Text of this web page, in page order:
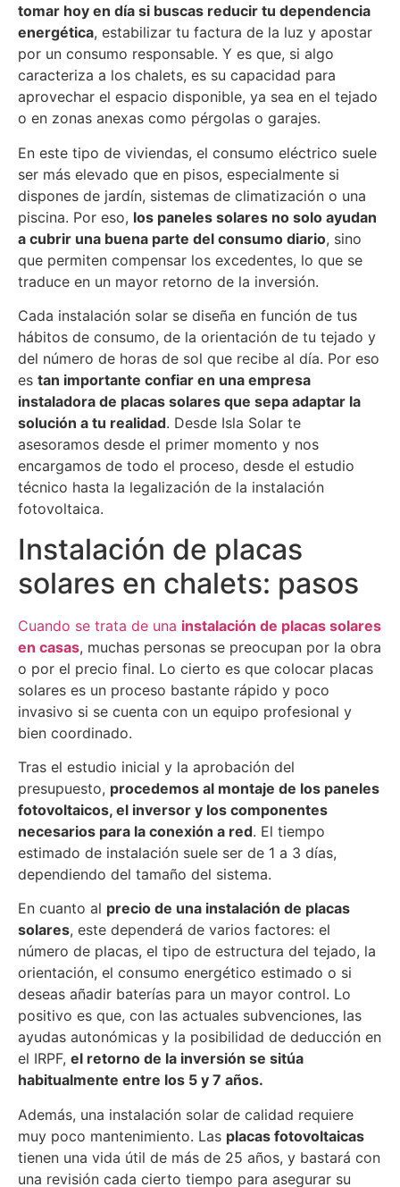
tomar hoy en día si buscas reducir tu dependencia
energética, estabilizar tu factura de la luz y apostar
por un consumo responsable. Y es que, si algo
caracteriza a los chalets, es su capacidad para
aprovechar el espacio disponible, ya sea en el tejado
o en zonas anexas como pérgolas o garajes.
En este tipo de viviendas, el consumo eléctrico suele
ser más elevado que en pisos, especialmente si
dispones de jardín, sistemas de climatización o una
piscina. Por eso, los paneles solares no solo ayudan
a cubrir una buena parte del consumo diario, sino
que permiten compensar los excedentes, lo que se
traduce en un mayor retorno de la inversión.
Cada instalación solar se diseña en función de tus
hábitos de consumo, de la orientación de tu tejado y
del número de horas de sol que recibe al día. Por eso
es tan importante confiar en una empresa
instaladora de placas solares que sepa adaptar la
solución a tu realidad. Desde Isla Solar te
asesoramos desde el primer momento y nos
encargamos de todo el proceso, desde el estudio
técnico hasta la legalización de la instalación
fotovoltaica.
Instalación de placas
solares en chalets: pasos
Cuando se trata de una instalación de placas solares
en casas, muchas personas se preocupan por la obra
o por el precio final. Lo cierto es que colocar placas
solares es un proceso bastante rápido y poco
invasivo si se cuenta con un equipo profesional y
bien coordinado.
Tras el estudio inicial y la aprobación del
presupuesto, procedemos al montaje de los paneles
fotovoltaicos, el inversor y los componentes
necesarios para la conexión a red. El tiempo
estimado de instalación suele ser de 1 a 3 días,
dependiendo del tamaño del sistema.
En cuanto al precio de una instalación de placas
solares, este dependerá de varios factores: el
número de placas, el tipo de estructura del tejado, la
orientación, el consumo energético estimado o si
deseas añadir baterías para un mayor control. Lo
positivo es que, con las actuales subvenciones, las
ayudas autonómicas y la posibilidad de deducción en
el IRPF, el retorno de la inversión se sitúa
habitualmente entre los 5 y 7 años.
Además, una instalación solar de calidad requiere
muy poco mantenimiento. Las placas fotovoltaicas
tienen una vida útil de más de 25 años, y bastará con
una revisión cada cierto tiempo para asegurar su